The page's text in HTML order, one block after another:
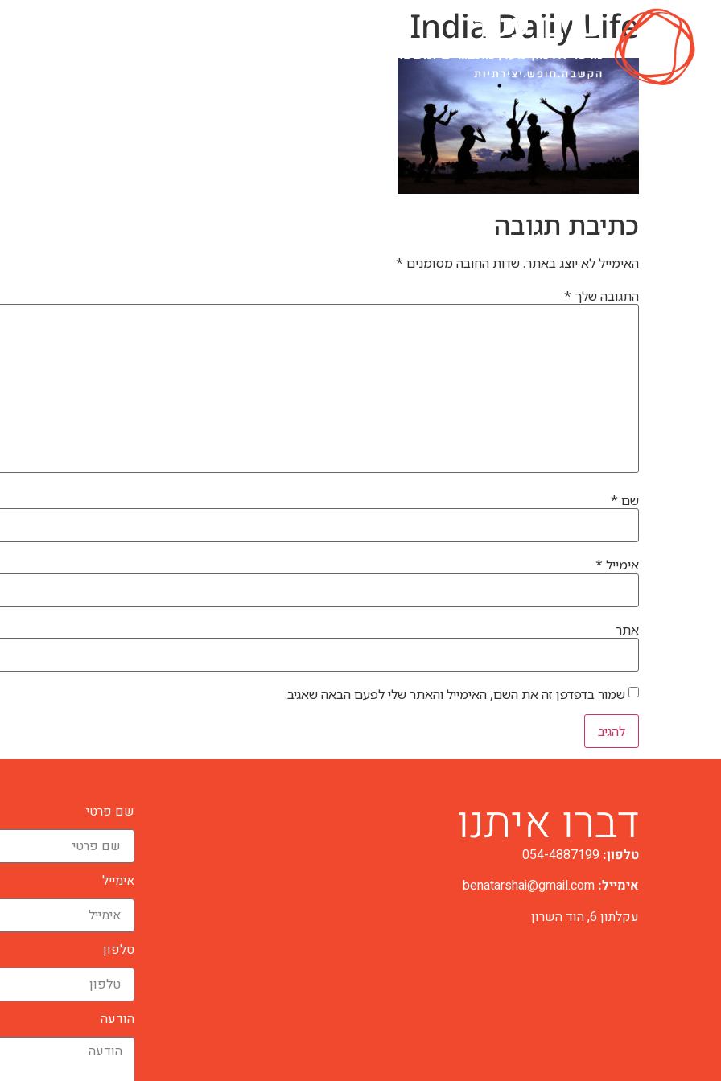
India Daily Life
כתיבת תגובה
האימייל לא יוצג באתר.שדות החובה מסומנים *
התגובה שלך *
שם *
אימייל *
אתר
שמור בדפדפן זה את השם, האימייל והאתר שלי לפעם הבאה שאגיב.
דברו איתנו
טלפון: 054-4887199
אימייל: benatarshai@gmail.com
עקלתון 6, הוד השרון
שם פרטי
אימייל
טלפון
הודעה